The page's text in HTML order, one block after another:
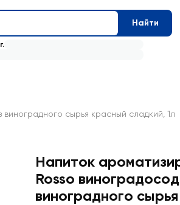
Найти
сырья красный сладкий, 1л
Напиток
Rosso
виноградного